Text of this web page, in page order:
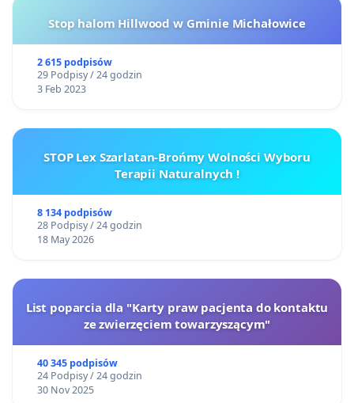
Stop halom Hillwood w Gminie Michałowice
2 615 podpisów
29 Podpisy / 24 godzin
3 Feb 2023
STOP Lex Szarlatan-Brońmy Wolności Wyboru
Terapii Naturalnych !
8 134 podpisów
28 Podpisy / 24 godzin
18 May 2026
List poparcia dla "Karty praw pacjenta do kontaktu
ze zwierzęciem towarzyszącym"
40 345 podpisów
24 Podpisy / 24 godzin
30 Nov 2025